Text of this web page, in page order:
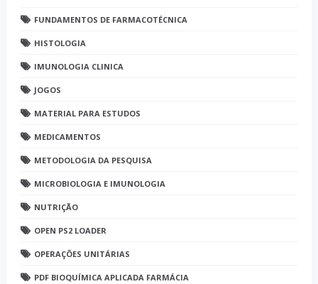
FUNDAMENTOS DE FARMACOTÉCNICA
HISTOLOGIA
IMUNOLOGIA CLINICA
JOGOS
MATERIAL PARA ESTUDOS
MEDICAMENTOS
METODOLOGIA DA PESQUISA
MICROBIOLOGIA E IMUNOLOGIA
NUTRIÇÃO
OPEN PS2 LOADER
OPERAÇÕES UNITÁRIAS
PDF BIOQUÍMICA APLICADA FARMÁCIA